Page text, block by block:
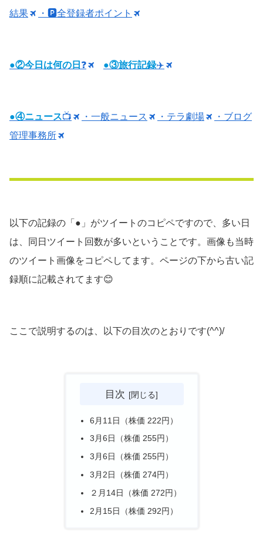
結果
・🅿️全登録者ポイント
●②今日は何の日 ❓ ●③旅行記録✈️
●④ニュース📺 ・一般ニュース ・テラ劇場
・ブログ
管理事務所
以下の記録の「●」がツイートのコピペですので、多い日
は、同日ツイート回数が多いということです。画像も当時
のツイート画像をコピペしてます。ページの下から古い記
録順に記載されてます😊
ここで説明するのは、以下の目次のとおりです(^^)/
目次
6月11日（株価 222円）
3月6日（株価 255円）
3月6日（株価 255円）
3月2日（株価 274円）
２月14日（株価 272円）
2月15日（株価 292円）